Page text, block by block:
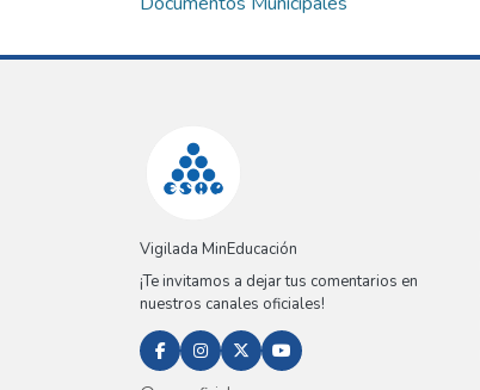
Vigilada MinEducación
¡Te invitamos a dejar tus comentarios en
nuestros canales oficiales!